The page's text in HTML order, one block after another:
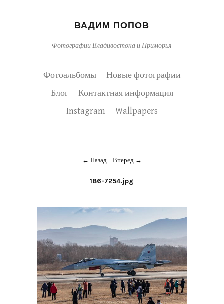
ВАДИМ ПОПОВ
Фотографии Владивостока и Приморья
Фотоальбомы
Новые фотографии
Блог
Контактная информация
Instagram
Wallpapers
Назад Вперед
186-7254.jpg